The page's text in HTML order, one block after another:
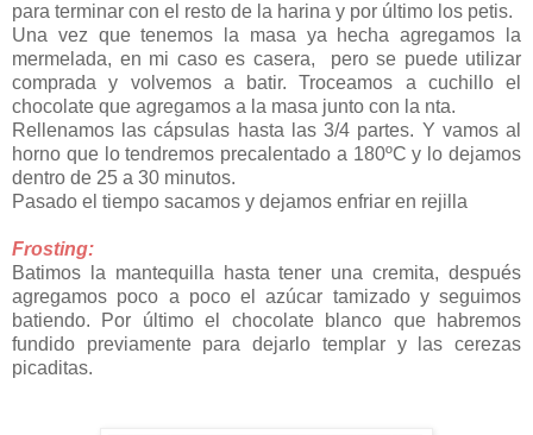
para terminar con el resto de la harina y por último los petis.
Una vez que tenemos la masa ya hecha agregamos la
mermelada, en mi caso es casera, pero se puede utilizar
comprada y volvemos a batir. Troceamos a cuchillo el
chocolate que agregamos a la masa junto con la nta.
Rellenamos las cápsulas hasta las 3/4 partes. Y vamos al
horno que lo tendremos precalentado a 180ºC y lo dejamos
dentro de 25 a 30 minutos.
Pasado el tiempo sacamos y dejamos enfriar en rejilla
Frosting:
Batimos la mantequilla hasta tener una cremita, después
agregamos poco a poco el azúcar tamizado y seguimos
batiendo. Por último el chocolate blanco que habremos
fundido previamente para dejarlo templar y las cerezas
picaditas.